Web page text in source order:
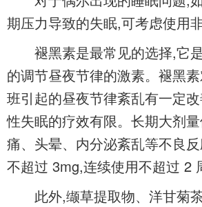
期压力导致的失眠,可考虑使用
褪黑素是最常见的选择,它
的调节昼夜节律的激素。褪黑
班引起的昼夜节律紊乱有一定
性失眠的疗效有限。长期大剂
痛、头晕、内分泌紊乱等不良
不超过 3mg,连续使用不超过 2
此外,缬草提取物、洋甘菊